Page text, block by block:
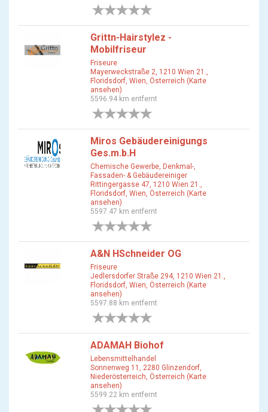
Grittn-Hairstylez -
Mobilfriseur
Friseure
Mayerweckstraße 2, 1210 Wien 21.,
Floridsdorf, Wien, Österreich (Karte
ansehen)
5596.94 km entfernt
Miros Gebäudereinigungs
Ges.m.b.H
Chemische Gewerbe, Denkmal-,
Fassaden- & Gebäudereiniger
Rittingergasse 47, 1210 Wien 21.,
Floridsdorf, Wien, Österreich (Karte
ansehen)
5597.47 km entfernt
A&N HSchneider OG
Friseure
Jedlersdorfer Straße 294, 1210 Wien 21.,
Floridsdorf, Wien, Österreich (Karte
ansehen)
5597.88 km entfernt
ADAMAH Biohof
Lebensmittelhandel
Sonnenweg 11, 2280 Glinzendorf,
Niederösterreich, Österreich (Karte
ansehen)
5599.22 km entfernt